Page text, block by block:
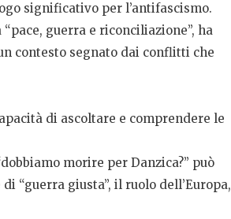
significativo per l’antifascismo.
guerra e riconciliazione”, ha
contesto segnato dai conflitti che
di ascoltare e comprendere le
morire per Danzica?” può
“guerra giusta”, il ruolo dell’Europa,